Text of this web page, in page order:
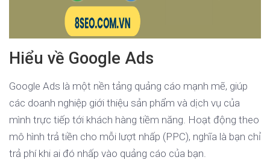
Hiểu về Google Ads
Google Ads là một nền tảng quảng cáo mạnh mẽ, giúp
các doanh nghiệp giới thiệu sản phẩm và dịch vụ của
mình trực tiếp tới khách hàng tiềm năng. Hoạt động theo
mô hình trả tiền cho mỗi lượt nhấp (PPC), nghĩa là bạn chỉ
trả phí khi ai đó nhấp vào quảng cáo của bạn.